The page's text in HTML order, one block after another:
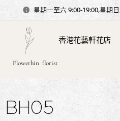
星期一至六 9:00-19:00,星期
香港花藝軒花店
Flowerhin florist
BH05